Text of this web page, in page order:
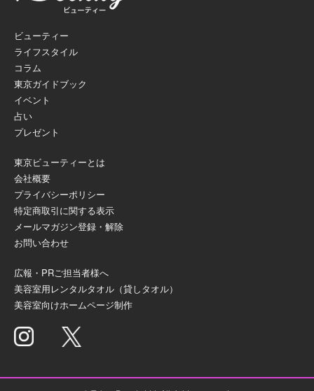
ビューティー
ライフスタイル
コラム
東京ガイドブック
イベント
占い
プレゼント
東京ビューティーとは
会社概要
プライバシーポリシー
特定商取引に関する表示
メールマガジン登録・解除
お問い合わせ
広報・PRご担当者様へ
美容室用レンタルタオル（貸しタオル）
美容室向けホームページ制作